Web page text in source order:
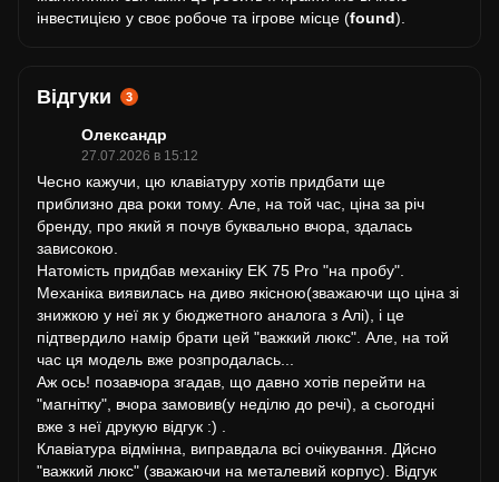
інвестицією у своє робоче та ігрове місце (found).
Відгуки 3
Олександр
27.07.2026 в 15:12
Чесно кажучи, цю клавіатуру хотів придбати щe
приблизно два роки тому. Але, на той час, ціна за річ
бренду, про який я почув буквально вчора, здалась
зависокою.
Натомість придбав механіку EK 75 Pro "на пробу".
Механіка виявилась на диво якісною(зважаючи що ціна зі
знижкою у неї як у бюджетного аналога з Алі), і це
підтвердило намір брати цей "важкий люкс". Але, на той
час ця модель вже розпродалась...
Аж ось! позавчора згадав, що давно хотів перейти на
"магнітку", вчора замовив(у неділю до речі), а сьогодні
вже з неї друкую відгук :) .
Клавіатура відмінна, виправдала всі очікування. Дйсно
"важкий люкс" (зважаючи на металевий корпус). Відгук